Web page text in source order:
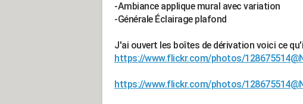
-Ambiance applique mural avec variation
-Générale Éclairage plafond
J'ai ouvert les boîtes de dérivation voici ce
https://www.flickr.com/photos/
https://www.flickr.com/photos/